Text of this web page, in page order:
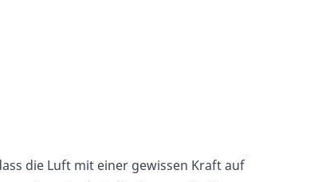
die Luft mit einer gewissen Kraft auf